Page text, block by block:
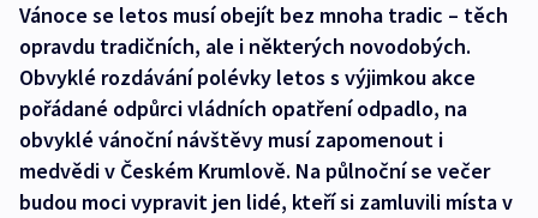
Vánoce se letos musí obejít bez mnoha tradic – těch
opravdu tradičních, ale i některých novodobých.
Obvyklé rozdávání polévky letos s výjimkou akce
pořádané odpůrci vládních opatření odpadlo, na
obvyklé vánoční návštěvy musí zapomenout i
medvědi v Českém Krumlově. Na půlnoční se večer
budou moci vypravit jen lidé, kteří si zamluvili místa v